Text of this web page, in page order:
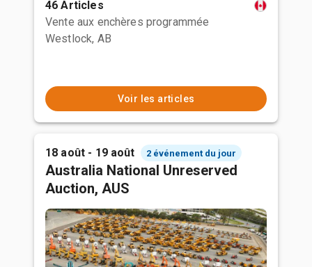
46 Articles
Vente aux enchères programmée
Westlock, AB
Voir les articles
18 août - 19 août 2 événement du jour
Australia National Unreserved
Auction, AUS